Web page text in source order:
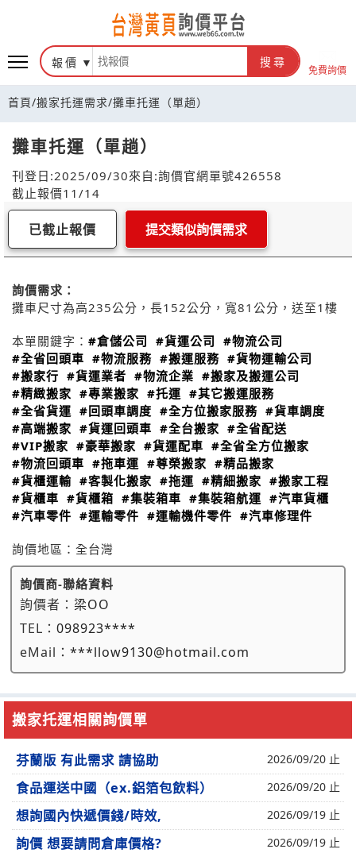
報價 搜尋
免費詢價
首頁/搬家托運需求/攤車托運（單趟）
攤車托運（單趟）
刊登日:2025/09/30來自:詢價官網單號426558
截止報價11/14
已截止報價 提交類似詢價需求
詢價需求：
攤車尺寸為高235公分，長152公分，寬81公分，送至1樓
本單關鍵字： #倉儲公司 #貨運公司 #物流公司
#全省回頭車 #物流服務 #搬運服務 #貨物運輸公司
#搬家行 #貨運業者 #物流企業 #搬家及搬運公司
#精緻搬家 #專業搬家 #托運 #其它搬運服務
#全省貨運 #回頭車調度 #全方位搬家服務 #貨車調度
#高端搬家 #貨運回頭車 #全台搬家 #全省配送
#VIP搬家 #豪華搬家 #貨運配車 #全省全方位搬家
#物流回頭車 #拖車運 #尊榮搬家 #精品搬家
#貨櫃運輸 #客製化搬家 #拖運 #精細搬家 #搬家工程
#貨櫃車 #貨櫃箱 #集裝箱車 #集裝箱航運 #汽車貨櫃
#汽車零件 #運輸零件 #運輸機件零件 #汽車修理件
詢價地區： 全台灣
詢價商-聯絡資料
詢價者： 梁OO
TEL： 098923****
eMail： ***llow9130@hotmail.com
搬家托運相關詢價單
芬蘭版 有此需求 請協助 2026/09/20 止
食品運送中國（ex.鋁箔包飲料） 2026/09/20 止
想詢國內快遞價錢/時效, 2026/09/19 止
詢價 想要請問倉庫價格? 2026/09/19 止